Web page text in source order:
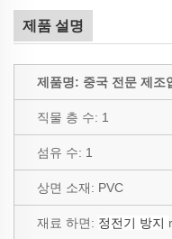
제품 설명
제품명: 중국 전문 제조
직물 층 수: 1
섬유 수: 1
상면 소재: PVC
재료 하면: 정전기 방지 r